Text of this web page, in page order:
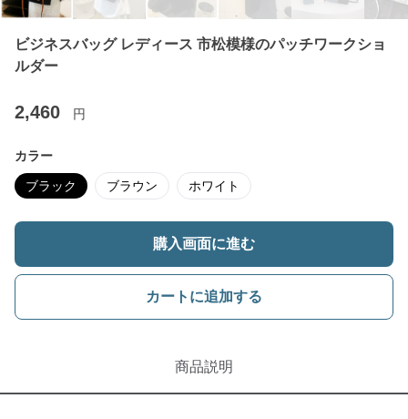
ビジネスバッグ レディース 市松模様のパッチワークショ
ルダー
2,460 円
カラー
ブラック ブラウン ホワイト
購入画面に進む
カートに追加する
商品説明